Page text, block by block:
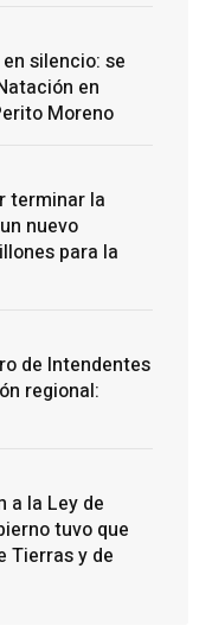
silencio: se
en
Moreno
terminar la
nuevo
para la
de Intendentes
regional:
a la Ley de
tuvo que
Tierras y de